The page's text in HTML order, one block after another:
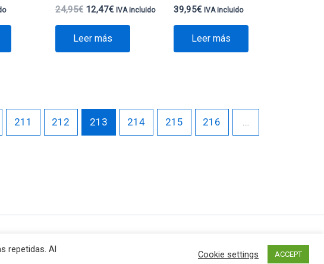
24,95€ 12,47€ IVA incluido
Leer más
39,95€ IVA incluido
Leer más
211 212 213 214 215 216
Astra para WordPress
repetidas. Al
Cookie settings ACCEPT